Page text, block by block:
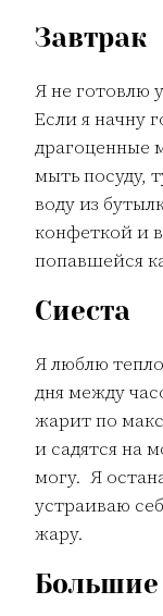
Завтрак
Я не готовлю
Если я начну
драгоценные
мыть посуду,
воду из
конфеткой и
попавшейся
Сиеста
Я люблю
дня между
жарит по
и садятся на
могу. Я
устраиваю
жару.
Большие